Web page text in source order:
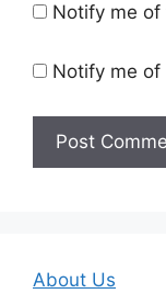
Notify me
Notify me of
About Us